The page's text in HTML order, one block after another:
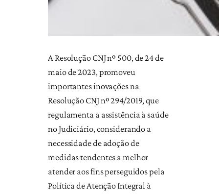
A Resolução CNJ nº 500, de 24 de
maio de 2023, promoveu
importantes inovações na
Resolução CNJ nº 294/2019, que
regulamenta a assistência à saúde
no Judiciário, considerando a
necessidade de adoção de
medidas tendentes a melhor
atender aos fins perseguidos pela
Política de Atenção Integral à